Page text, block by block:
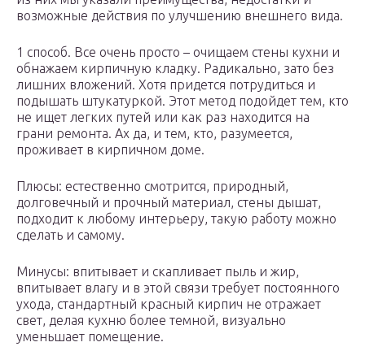
возможные действия по улучшению внешнего вида.
1 способ. Все очень просто – очищаем стены кухни и
обнажаем кирпичную кладку. Радикально, зато без
лишних вложений. Хотя придется потрудиться и
подышать штукатуркой. Этот метод подойдет тем, кто
не ищет легких путей или как раз находится на
грани ремонта. Ах да, и тем, кто, разумеется,
проживает в кирпичном доме.
Плюсы: естественно смотрится, природный,
долговечный и прочный материал, стены дышат,
подходит к любому интерьеру, такую работу можно
сделать и самому.
Минусы: впитывает и скапливает пыль и жир,
впитывает влагу и в этой связи требует постоянного
ухода, стандартный красный кирпич не отражает
свет, делая кухню более темной, визуально
уменьшает помещение.